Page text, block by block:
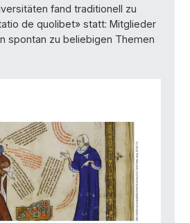
fand traditionell zu
de quolibet» statt: Mitglieder
spontan zu beliebigen Themen